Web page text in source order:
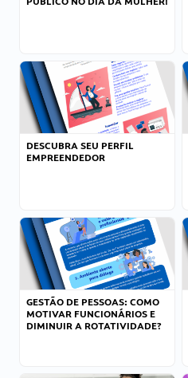
DESCUBRA SEU PERFIL
EMPREENDEDOR
GESTÃO DE PESSOAS: COMO
MOTIVAR FUNCIONÁRIOS E
DIMINUIR A ROTATIVIDADE?